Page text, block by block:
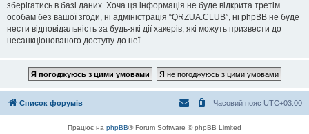
зберігатись в базі даних. Хоча ця інформація не буде відкрита третім
особам без вашої згоди, ні адміністрація “QRZUA.CLUB”, ні phpBB не буде
нести відповідальність за будь-які дії хакерів, які можуть призвести до
несанкціонованого доступу до неї.
Список форумів Часовий пояс UTC+03:00
Працює на phpBB® Forum Software © phpBB Limited